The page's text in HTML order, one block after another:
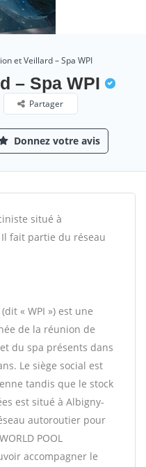
et Veillard – Spa WPI
– Spa WPI
Partager
Donnez votre avis
situé à
fait partie du réseau
(dit « WPI ») est une
de la réunion de
du spa présents dans
Le siège social est
tandis que le stock
est situé à Albigny-
autoroutier pour
POOL
accompagner le